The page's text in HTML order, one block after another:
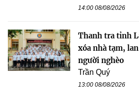
14:00 08/08/2026
Thanh tra tỉnh
xóa nhà tạm,
người nghèo
Trần Quý
13:00 08/08/2026